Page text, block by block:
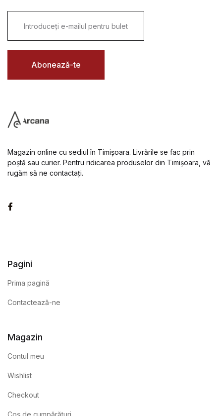
i
l
Abonează-te
Magazin online cu sediul în Timișoara. Livrările se fac prin
poștă sau curier. Pentru ridicarea produselor din Timișoara, vă
rugăm să ne contactați.
Pagini
Prima pagină
Contactează-ne
Magazin
Contul meu
Wishlist
Checkout